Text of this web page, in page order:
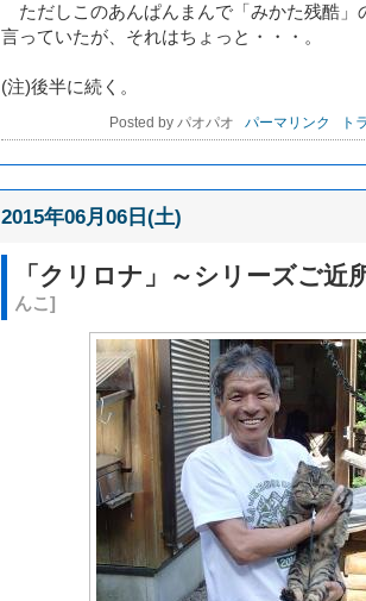
ただしこのあんぱんまんで「みかた残酷」
言っていたが、それはちょっと・・・。
(注)後半に続く。
Posted by パオパオ パーマリンク ト
2015年06月06日(土)
「クリロナ」～シリーズご近
んこ]